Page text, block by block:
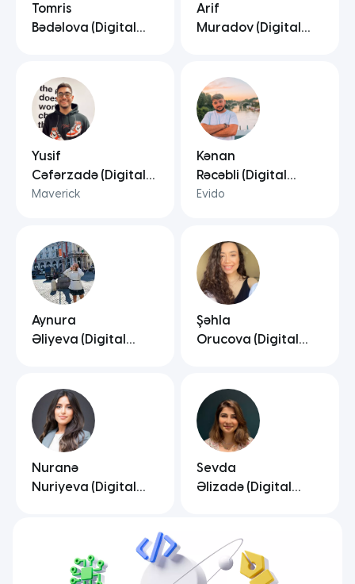
Tomris
Bədəlova (Digital
Arif
Muradov (Digital
Yusif
Cəfərzadə (Digital
Marketinq)
Maverick
Kənan
Rəcəbli (Digital
Marketinq)
Evido
Aynura
Əliyeva (Digital
Şəhla
Orucova (Digital
Nuranə
Nuriyeva (Digital
Sevda
Əlizadə (Digital